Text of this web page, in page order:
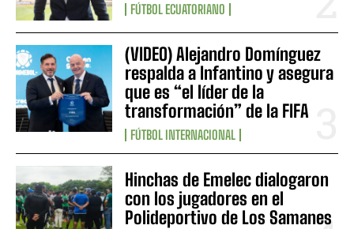
FÚTBOL ECUATORIANO
(VIDEO) Alejandro Domínguez
respalda a Infantino y asegura
que es “el líder de la
transformación” de la FIFA
FÚTBOL INTERNACIONAL
Hinchas de Emelec dialogaron
con los jugadores en el
Polideportivo de Los Samanes